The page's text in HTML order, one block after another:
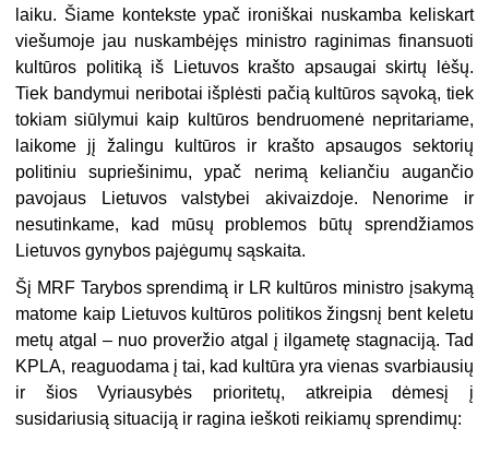
laiku. Šiame kontekste ypač ironiškai nuskamba keliskart
viešumoje jau nuskambėjęs ministro raginimas finansuoti
kultūros politiką iš Lietuvos krašto apsaugai skirtų lėšų.
Tiek bandymui neribotai išplėsti pačią kultūros sąvoką, tiek
tokiam siūlymui kaip kultūros bendruomenė nepritariame,
laikome jį žalingu kultūros ir krašto apsaugos sektorių
politiniu supriešinimu, ypač nerimą keliančiu augančio
pavojaus Lietuvos valstybei akivaizdoje. Nenorime ir
nesutinkame, kad mūsų problemos būtų sprendžiamos
Lietuvos gynybos pajėgumų sąskaita.
Šį MRF Tarybos sprendimą ir LR kultūros ministro įsakymą
matome kaip Lietuvos kultūros politikos žingsnį bent keletu
metų atgal – nuo proveržio atgal į ilgametę stagnaciją. Tad
KPLA, reaguodama į tai, kad kultūra yra vienas svarbiausių
ir šios Vyriausybės prioritetų, atkreipia dėmesį į
susidariusią situaciją ir ragina ieškoti reikiamų sprendimų: